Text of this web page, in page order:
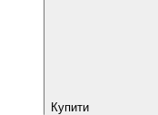
Купити